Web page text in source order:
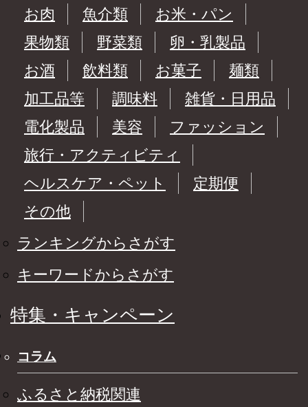
お肉
魚介類
お米・パン
果物類
野菜類
卵・乳製品
お酒
飲料類 お菓子
麺類
加工品等
調味料
雑貨・日用品
電化製品
美容
ファッション
旅行・アクティビティ
ヘルスケア・ペット
定期便
その他
ランキングからさがす
キーワードからさがす
特集・キャンペーン
コラム
ふるさと納税関連